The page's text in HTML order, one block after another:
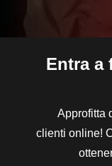
Entra a
Approfitta
clienti online!